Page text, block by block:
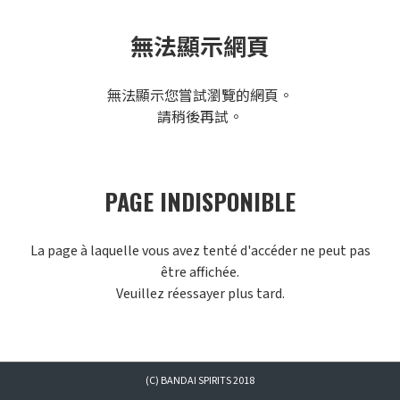
無法顯示網頁
無法顯示您嘗試瀏覽的網頁。
請稍後再試。
PAGE INDISPONIBLE
La page à laquelle vous avez tenté d'accéder ne peut pas
être affichée.
Veuillez réessayer plus tard.
(C) BANDAI SPIRITS 2018